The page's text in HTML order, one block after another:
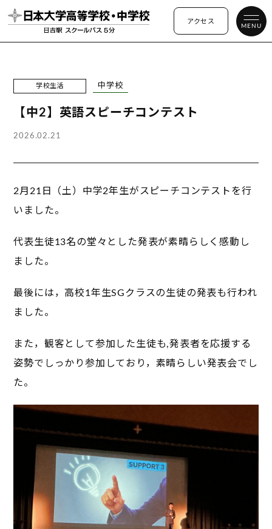
MENU
アクセス
学校生活 中学校
【中2】英語スピーチコンテスト
2026.02.21
2月21日（土）中学2年生がスピーチコンテストを行
いました。
代表生徒13名の堂々とした発表が素晴らしく感動し
ました。
最後には，高校1年生SGクラスの生徒の発表も行われ
ました。
また，観客として参加した生徒も,発表者を応援する
姿勢でしっかり参加しており，素晴らしい発表会でし
た。